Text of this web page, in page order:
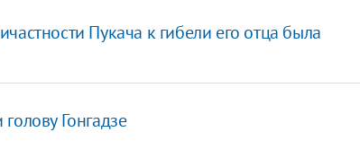
Пукача к гибели его отца была
Гонгадзе